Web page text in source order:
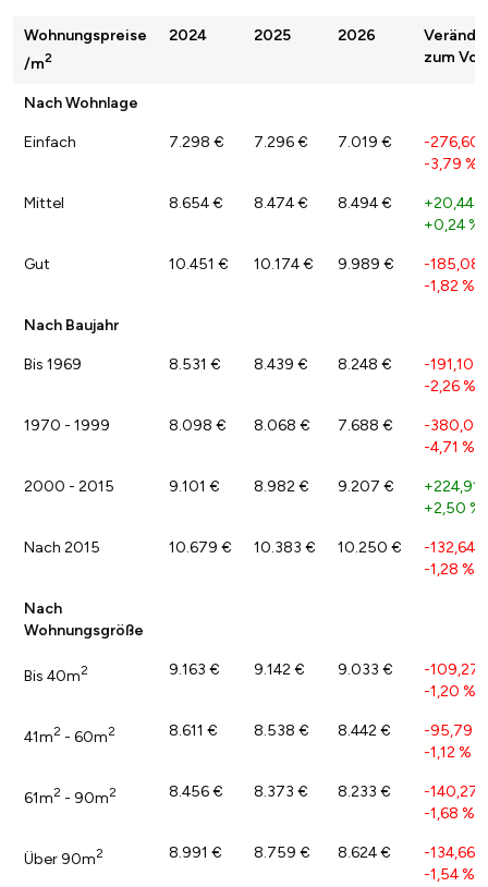
Wohnungspreise
/m2
2024 2025 2026
zum
Nach Wohnlage
Einfach 7.298 € 7.296 € 7.019 €
-276,60
-3,79 %
Mittel 8.654 € 8.474 € 8.494 €
+20,44 €
+0,24 %
Gut 10.451 € 10.174 € 9.989 €
-185,08
-1,82 %
Nach Baujahr
Bis 1969 8.531 € 8.439 € 8.248 €
-191,10 €
-2,26 %
1970 - 1999 8.098 € 8.068 € 7.688 €
-380,03
-4,71 %
2000 - 2015 9.101 € 8.982 € 9.207 €
+224,91
+2,50 %
Nach 2015 10.679 € 10.383 € 10.250 €
-132,64 €
-1,28 %
Nach
Wohnungsgröße
Bis 40m2 9.163 € 9.142 € 9.033 €
-109,27
-1,20 %
41m2 - 60m2 8.611 € 8.538 € 8.442 € -95,79 €
-1,12 %
61m2 - 90m2 8.456 € 8.373 € 8.233 €
-140,27
-1,68 %
Über 90m2 8.991 € 8.759 € 8.624 €
-134,66 €
-1,54 %